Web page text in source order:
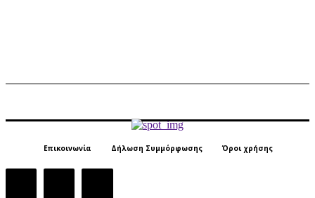
Επικοινωνία Δήλωση Συμμόρφωσης Όροι χρήσης